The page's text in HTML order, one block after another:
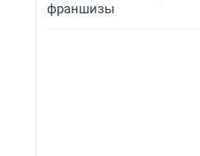
франшизы